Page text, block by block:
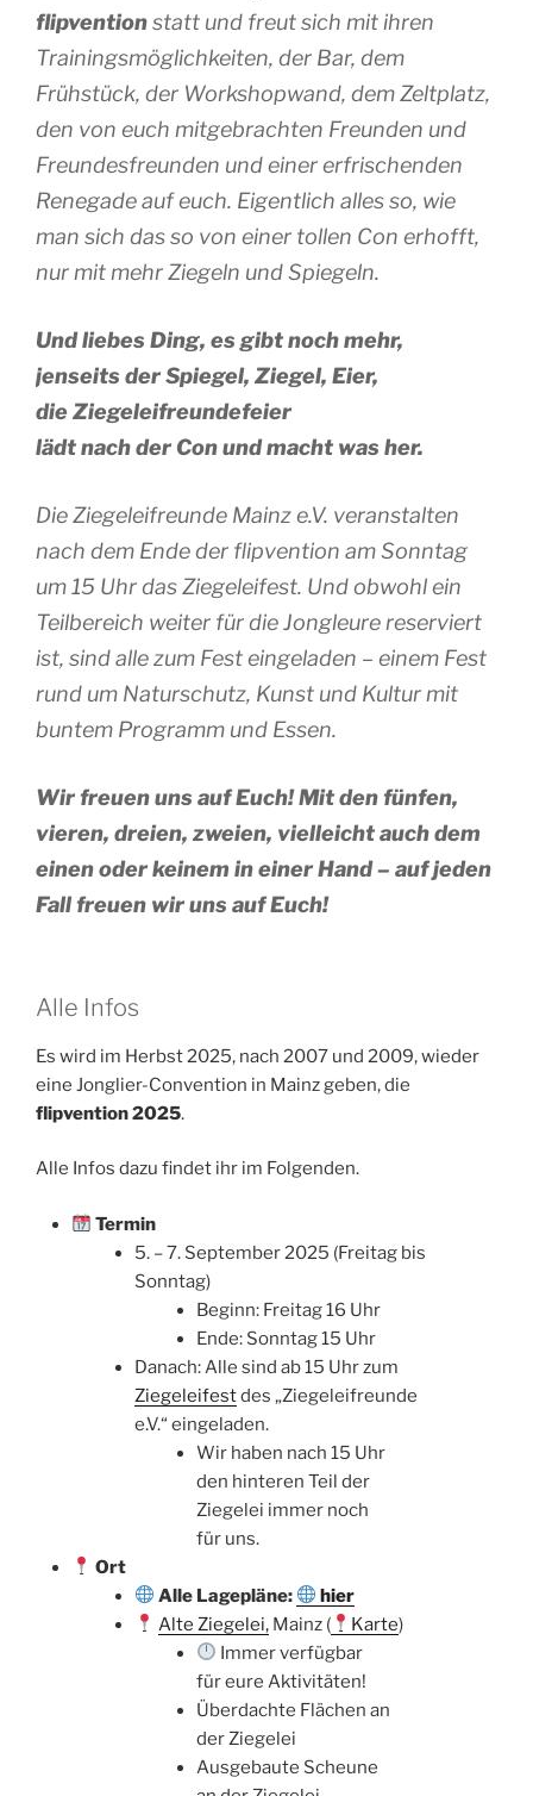
flipventionstatt und freut sich mit ihren
Trainingsmöglichkeiten, der Bar, dem
Frühstück, der Workshopwand, dem Zeltplatz,
den von euch mitgebrachten Freunden und
Freundesfreunden und einer erfrischenden
Renegade auf euch. Eigentlich alles so, wie
man sich das so von einer tollen Con erhofft,
nur mit mehr Ziegeln und Spiegeln.
Und liebes Ding, es gibt noch mehr,
jenseits der Spiegel, Ziegel, Eier,
die Ziegeleifreundefeier
lädt nach der Con und macht was her.
Die Ziegeleifreunde Mainz e.V. veranstalten
nach dem Ende der flipvention am Sonntag
um 15 Uhr das Ziegeleifest. Und obwohl ein
Teilbereich weiter für die Jongleure reserviert
ist, sind alle zum Fest eingeladen – einem Fest
rund um Naturschutz, Kunst und Kultur mit
buntem Programm und Essen.
Wir freuen uns auf Euch! Mit den fünfen,
vieren, dreien, zweien, vielleicht auch dem
einen oder keinem in einer Hand – auf jeden
Fall freuen wir uns auf Euch!
Alle Infos
Es wird im Herbst 2025, nach 2007 und 2009, wieder
eine Jonglier-Convention in Mainz geben, die
flipvention 2025.
Alle Infos dazu findet ihr im Folgenden.
Termin
5. – 7. September 2025 (Freitag bis
Sonntag)
Beginn: Freitag 16 Uhr
Ende: Sonntag 15 Uhr
Danach: Alle sind ab 15 Uhr zum
Ziegeleifestdes „Ziegeleifreunde
e.V.“ eingeladen.
Wir haben nach 15 Uhr
den hinteren Teil der
Ziegelei immer noch
für uns.
Ort
Alle Lagepläne:
hier
Alte Ziegelei,Mainz ( Karte)
Immer verfügbar
für eure Aktivitäten!
Überdachte Flächen an
der Ziegelei
Ausgebaute Scheune